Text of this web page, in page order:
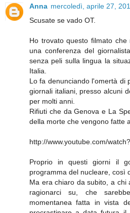
Anna mercoledì, aprile 27,
Scusate se vado OT.
Ho trovato questo filmato
una conferenza del
senza peli sulla lingua la
Italia.
Lo fa denunciando l'omertà di
giornali italiani, presso alcuni
per molti anni.
Rifiuti che da Genova e La
della morte che vengono fatte
http://www.youtube.com/
Proprio in questi giorni il
programma del nucleare, così
Ma era chiaro da subito, a chi
ragionarci su, che
momentanea fatta in vista